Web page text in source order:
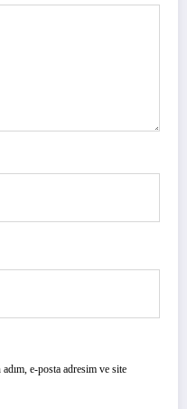
e-posta adresim ve site